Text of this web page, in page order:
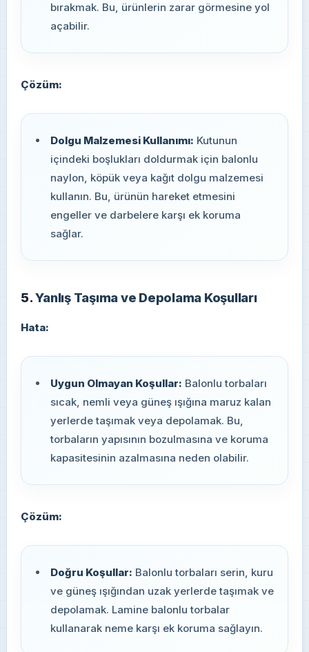
bırakmak. Bu, ürünlerin zarar görmesine yol
açabilir.
Çözüm:
Dolgu Malzemesi Kullanımı: Kutunun
içindeki boşlukları doldurmak için balonlu
naylon, köpük veya kağıt dolgu malzemesi
kullanın. Bu, ürünün hareket etmesini
engeller ve darbelere karşı ek koruma
sağlar.
5.Yanlış Taşıma ve Depolama Koşulları
Hata:
Uygun Olmayan Koşullar: Balonlu torbaları
sıcak, nemli veya güneş ışığına maruz kalan
yerlerde taşımak veya depolamak. Bu,
torbaların yapısının bozulmasına ve koruma
kapasitesinin azalmasına neden olabilir.
Çözüm:
Doğru Koşullar: Balonlu torbaları serin, kuru
ve güneş ışığından uzak yerlerde taşımak ve
depolamak. Lamine balonlu torbalar
kullanarak neme karşı ek koruma sağlayın.